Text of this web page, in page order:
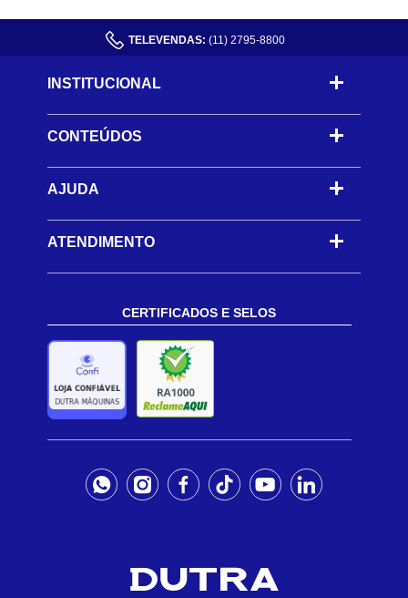
TELEVENDAS: (11) 2795-8800
INSTITUCIONAL
CONTEÚDOS -
AJUDA -
ATENDIMENTO
CERTIFICADOS E SELOS